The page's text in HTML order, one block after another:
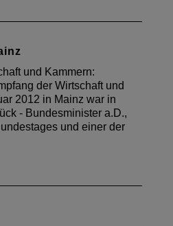
und Kammern:
der Wirtschaft und
2012 in Mainz war in
- Bundesminister a.D.,
und einer der